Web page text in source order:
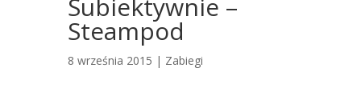
Subiektywnie –
Steampod
8 września 2015 | Zabiegi